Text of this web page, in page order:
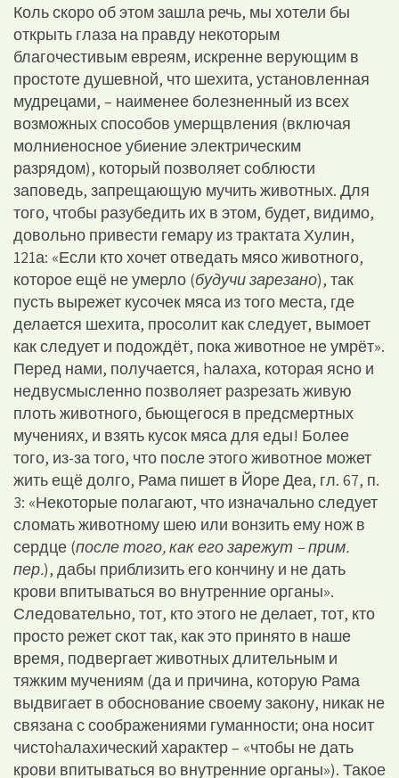
Коль скоро об этом зашла речь, мы хотели бы
открыть глаза на правду некоторым
благочестивым евреям, искренне верующим в
простоте душевной, что шехита, установленная
мудрецами, – наименее болезненный из всех
возможных способов умерщвления (включая
молниеносное убиение электрическим
разрядом), который позволяет соблюсти
заповедь, запрещающую мучить животных. Для
того, чтобы разубедить их в этом, будет, видимо,
довольно привести гемару из трактата Хулин,
121а: «Если кто хочет отведать мясо животного,
которое ещё не умерло (будучи зарезано), так
пусть вырежет кусочек мяса из того места, где
делается шехита, просолит как следует, вымоет
как следует и подождёт, пока животное не умрёт».
Перед нами, получается, hалаха, которая ясно и
недвусмысленно позволяет разрезать живую
плоть животного, бьющегося в предсмертных
мучениях, и взять кусок мяса для еды! Более
того, из-за того, что после этого животное может
жить ещё долго, Рама пишет в Йоре Деа, гл. 67, п.
3: «Некоторые полагают, что изначально следует
сломать животному шею или вонзить ему нож в
сердце (после того, как его зарежут – прим.
пер.), дабы приблизить его кончину и не дать
крови впитываться во внутренние органы».
Следовательно, тот, кто этого не делает, тот, кто
просто режет скот так, как это принято в наше
время, подвергает животных длительным и
тяжким мучениям (да и причина, которую Рама
выдвигает в обоснование своему закону, никак не
связана с соображениями гуманности; она носит
чистоhалахический характер – «чтобы не дать
крови впитываться во внутренние органы»). Такое